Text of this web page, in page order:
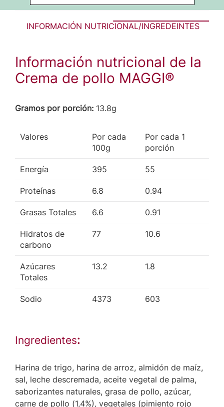
INFORMACIÓN NUTRICIONAL/INGREDEINTES
Información nutricional de la
Crema de pollo MAGGI®
Gramos por porción: 13.8g
Valores
Por cada
100g
Por cada 1
porción
Energía 395 55
Proteínas 6.8 0.94
Grasas Totales 6.6 0.91
Hidratos de
carbono
77 10.6
Azúcares
Totales
13.2 1.8
Sodio 4373 603
Ingredientes:
Harina de trigo, harina de arroz, almidón de maíz,
sal, leche descremada, aceite vegetal de palma,
saborizantes naturales, grasa de pollo, azúcar,
carne de pollo (1,4%), vegetales (pimiento rojo